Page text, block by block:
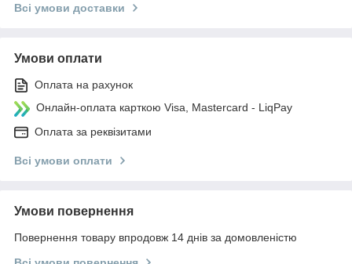
Всі умови доставки
Умови оплати
Оплата на рахунок
Онлайн-оплата карткою Visa, Mastercard - LiqPay
Оплата за реквізитами
Всі умови оплати
Умови повернення
Повернення товару впродовж 14 днів за домовленістю